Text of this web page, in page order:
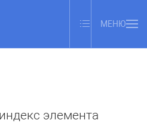
МЕНЮ
элемента